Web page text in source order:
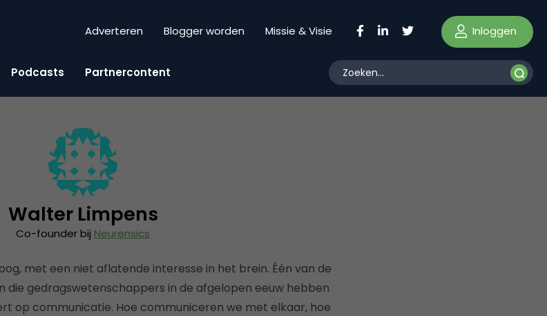
Adverteren Blogger worden Missie & Visie Inloggen
Podcasts Partnercontent
Walter Limpens
Co-founder bij Neurensics
met een niet aflatende interesse in het brein. Één van de
die gedragswetenschappers in de afgelopen eeuw hebben
op communicatie. Hoe communiceren we met elkaar, hoe